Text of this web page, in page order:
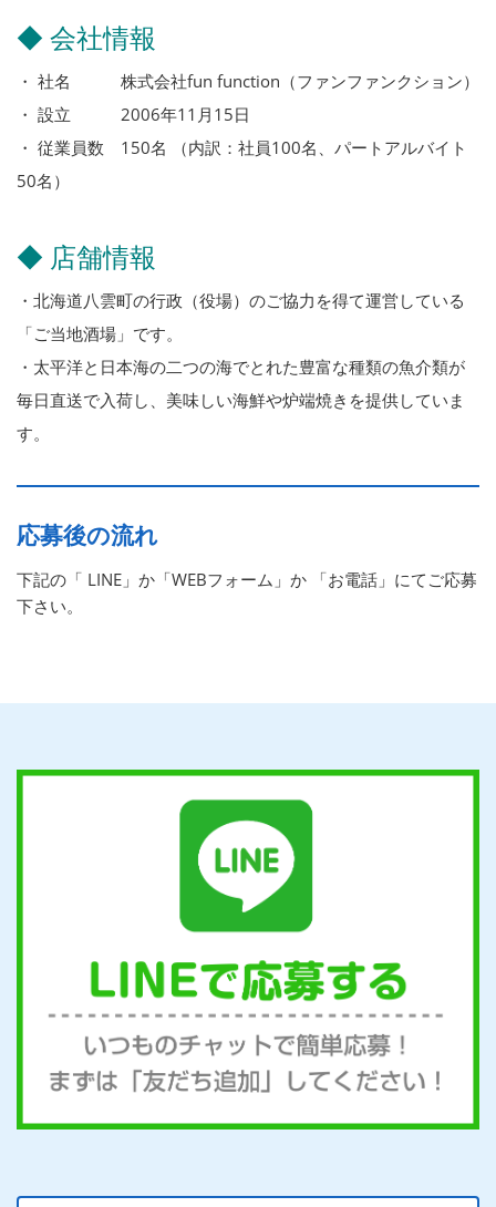
◆ 会社情報
・ 社名 株式会社fun function（ファンファンクション）
・ 設立 2006年11月15日
・ 従業員数 150名 （内訳：社員100名、パートアルバイト
50名）
◆ 店舗情報
・北海道八雲町の行政（役場）のご協力を得て運営している
「ご当地酒場」です。
・太平洋と日本海の二つの海でとれた豊富な種類の魚介類が
毎日直送で入荷し、美味しい海鮮や炉端焼きを提供していま
す。
応募後の流れ
下記の「 LINE」か「WEBフォーム」か 「お電話」にてご応募
下さい。